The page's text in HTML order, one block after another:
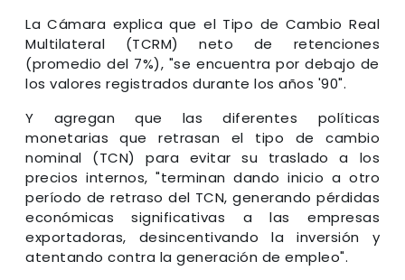
La Cámara explica que el Tipo de Cambio Real
Multilateral (TCRM) neto de retenciones
(promedio del 7%), "se encuentra por debajo de
los valores registrados durante los años '90".
Y agregan que las diferentes políticas
monetarias que retrasan el tipo de cambio
nominal (TCN) para evitar su traslado a los
precios internos, "terminan dando inicio a otro
período de retraso del TCN, generando pérdidas
económicas significativas a las empresas
exportadoras, desincentivando la inversión y
atentando contra la generación de empleo".